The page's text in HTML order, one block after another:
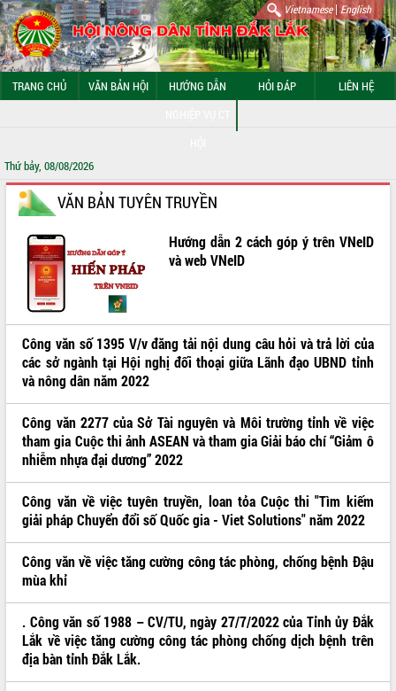
Vietnamese|English
TRANG CHỦ VĂN BẢN HỘI
HƯỚNG DẪN
HỎI ĐÁP LIÊN HỆ
Thứ bảy, 08/08/2026
GIỚI THIỆU CHUNG
HỆ THỐNG TỔ CHỨC HỘI
VIDEO
THÔNG TIN CẦN BIẾT
VĂN BẢN TUYÊN TRUYỀN
Hướng dẫn 2 cách góp ý trên VNeID
và web VNeID
Công văn số 1395 V/v đăng tải nội dung câu hỏi và trả lời của
các sở ngành tại Hội nghị đối thoại giữa Lãnh đạo UBND tỉnh
và nông dân năm 2022
Công văn 2277 của Sở Tài nguyên và Môi trường tỉnh về việc
tham gia Cuộc thi ảnh ASEAN và tham gia Giải báo chí “Giảm ô
nhiễm nhựa đại dương” 2022
Công văn về việc tuyên truyền, loan tỏa Cuộc thi "Tìm kiếm
giải pháp Chuyển đổi số Quốc gia - Viet Solutions" năm 2022
Công văn về việc tăng cường công tác phòng, chống bệnh Đậu
mùa khỉ
. Công văn số 1988 – CV/TU, ngày 27/7/2022 của Tỉnh ủy Đắk
Lắk về việc tăng cường công tác phòng chống dịch bệnh trên
địa bàn tỉnh Đắk Lắk.